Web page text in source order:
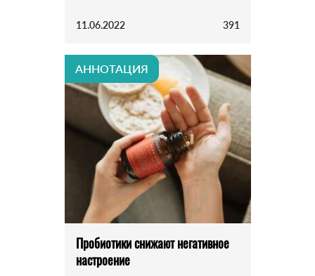
11.06.2022 391
АННОТАЦИЯ
Пробиотики снижают негативное
настроение